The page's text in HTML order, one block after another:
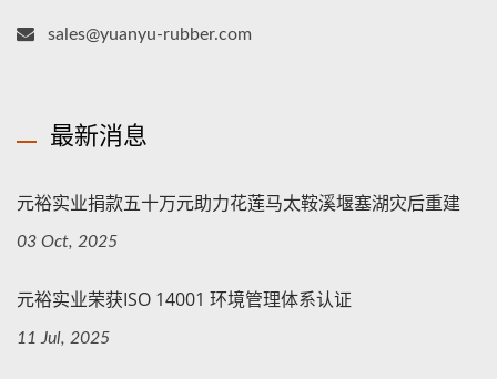
sales@yuanyu-rubber.com
最新消息
元裕实业捐款五十万元助力花莲马太鞍溪堰塞湖灾后重建
03 Oct, 2025
元裕实业荣获ISO 14001 环境管理体系认证
11 Jul, 2025